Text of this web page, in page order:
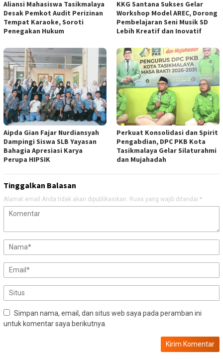
Aliansi Mahasiswa Tasikmalaya
Desak Pemkot Audit Perizinan
Tempat Karaoke, Soroti
Penegakan Hukum
KKG Santana Sukses Gelar
Workshop Model AREC, Dorong
Pembelajaran Seni Musik SD
Lebih Kreatif dan Inovatif
Aipda Gian Fajar Nurdiansyah
Dampingi Siswa SLB Yayasan
Bahagia Apresiasi Karya
Perupa HIPSIK
Perkuat Konsolidasi dan Spirit
Pengabdian, DPC PKB Kota
Tasikmalaya Gelar Silaturahmi
dan Mujahadah
Tinggalkan Balasan
Alamat email Anda tidak akan dipublikasikan. Ruas yang wajib ditandai *
Simpan nama, email, dan situs web saya pada peramban ini
untuk komentar saya berikutnya.